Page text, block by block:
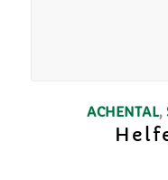
ACHENTAL,